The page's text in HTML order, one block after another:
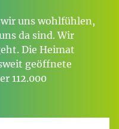
uns wohlfühlen,
da sind. Wir
Die Heimat
geöffnete
112.000